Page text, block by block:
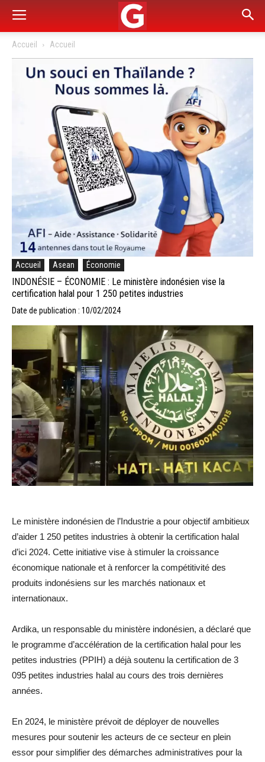
Accueil Accueil
Accueil Asean Économie
INDONÉSIE – ÉCONOMIE : Le ministère indonésien vise la
certification halal pour 1 250 petites industries
Date de publication : 10/02/2024
Le ministère indonésien de l’Industrie a pour objectif ambitieux
d’aider 1 250 petites industries à obtenir la certification halal
d’ici 2024. Cette initiative vise à stimuler la croissance
économique nationale et à renforcer la compétitivité des
produits indonésiens sur les marchés nationaux et
internationaux.
Ardika, un responsable du ministère indonésien, a déclaré que
le programme d’accélération de la certification halal pour les
petites industries (PPIH) a déjà soutenu la certification de 3
095 petites industries halal au cours des trois dernières
années.
En 2024, le ministère prévoit de déployer de nouvelles
mesures pour soutenir les acteurs de ce secteur en plein
essor pour simplifier des démarches administratives pour la